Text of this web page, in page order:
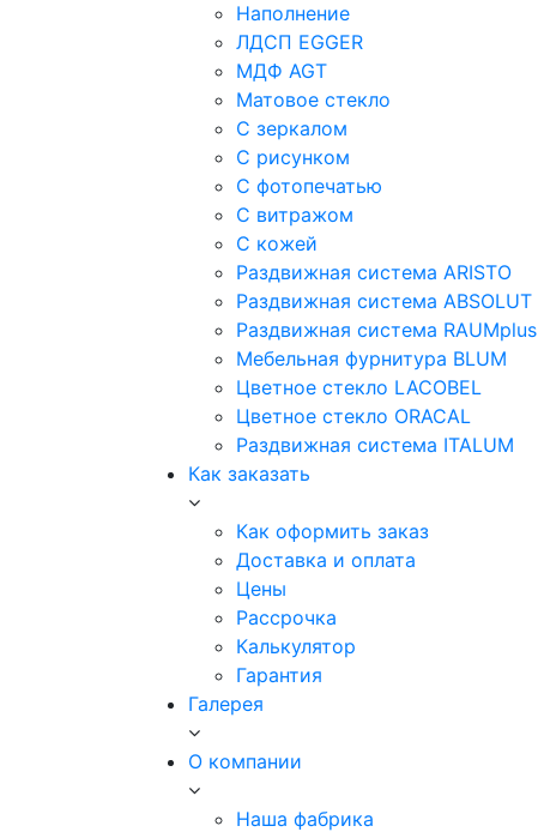
Наполнение
ЛДСП EGGER
МДФ AGT
Матовое стекло
С зеркалом
С рисунком
С фотопечатью
С витражом
С кожей
Раздвижная система ARISTO
Раздвижная система ABSOLUT
Раздвижная система RAUMplus
Мебельная фурнитура BLUM
Цветное стекло LACOBEL
Цветное стекло ORACAL
Раздвижная система ITALUM
Как заказать
Как оформить заказ
Доставка и оплата
Цены
Рассрочка
Калькулятор
Гарантия
Галерея
О компании
Наша фабрика